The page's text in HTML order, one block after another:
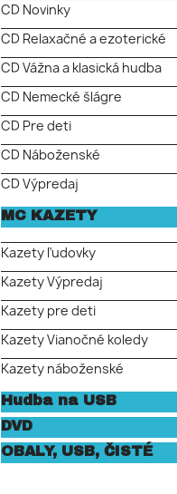
CD Novinky
CD Relaxačné a ezoterické
CD Vážna a klasická hudba
CD Nemecké šlágre
CD Pre deti
CD Náboženské
CD Výpredaj
MC KAZETY
Kazety ľudovky
Kazety Výpredaj
Kazety pre deti
Kazety Vianočné koledy
Kazety náboženské
Hudba na USB
DVD
OBALY, USB, ČISTÉ